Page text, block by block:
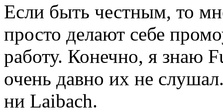
Если быть честным, то
просто делают себе
работу. Конечно, я знаю
очень давно их не
ни Laibach.